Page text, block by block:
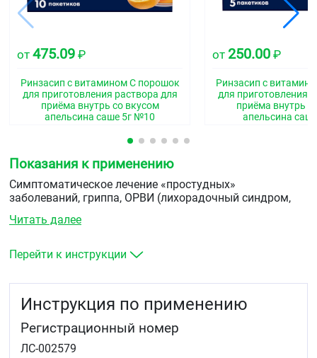
от 475.09 ₽
Ринзасип с витамином С порошок
для приготовления раствора для
приёма внутрь со вкусом
апельсина саше 5г №10
от 250.00 ₽
Ринзасип с
для приготовления
приёма внутрь
апельсина
Показания к применению
Симптоматическое лечение «простудных»
заболеваний, гриппа, ОРВИ (лихорадочный синдром,
Читать далее
Перейти к инструкции
Инструкция по применению
Регистрационный номер
ЛС-002579